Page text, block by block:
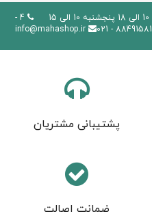
4 -
88491581 - 021
info@mahashop.ir
پشتیبانی مشتریان
ضمانت اصالت